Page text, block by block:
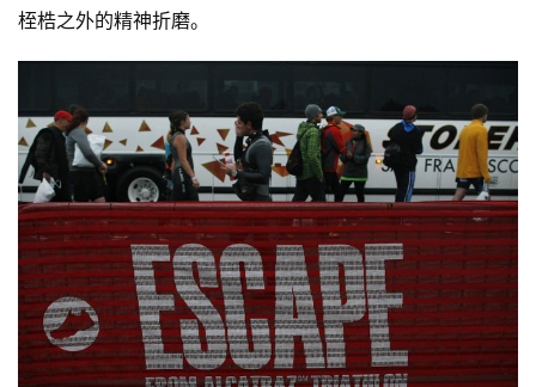
桎梏之外的精神折磨。